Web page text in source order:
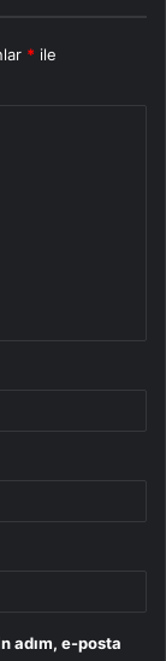
* ile
adım, e-posta